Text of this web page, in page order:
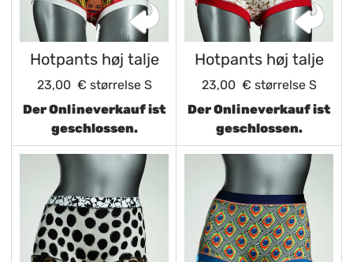
Hotpants høj talje
23,00 € størrelse S
Der Onlineverkauf ist
geschlossen.
Hotpants høj talje
23,00 € størrelse S
Der Onlineverkauf ist
geschlossen.